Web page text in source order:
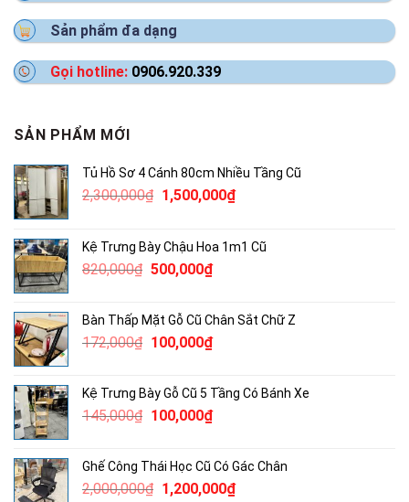
Sản phẩm đa dạng
Gọi hotline: 0906.920.339
SẢN PHẨM MỚI
Tủ Hồ Sơ 4 Cánh 80cm Nhiều Tầng Cũ
2,300,000₫ Giá
2,300,000₫.
1,500,000₫Giá
là:
Kệ Trưng Bày Chậu Hoa 1m1 Cũ
820,000₫ Giá
820,000₫.
500,000₫Giá
là:
500,000₫.
Bàn Thấp Mặt Gỗ Cũ Chân Sắt Chữ Z
172,000₫ Giá
172,000₫.
100,000₫Giá
là:
100,000₫.
Kệ Trưng Bày Gỗ Cũ 5 Tầng Có Bánh Xe
145,000₫ Giá
145,000₫.
100,000₫Giá
là:
100,000₫.
Ghế Công Thái Học Cũ Có Gác Chân
2,000,000₫ Giá
1,200,000₫Giá